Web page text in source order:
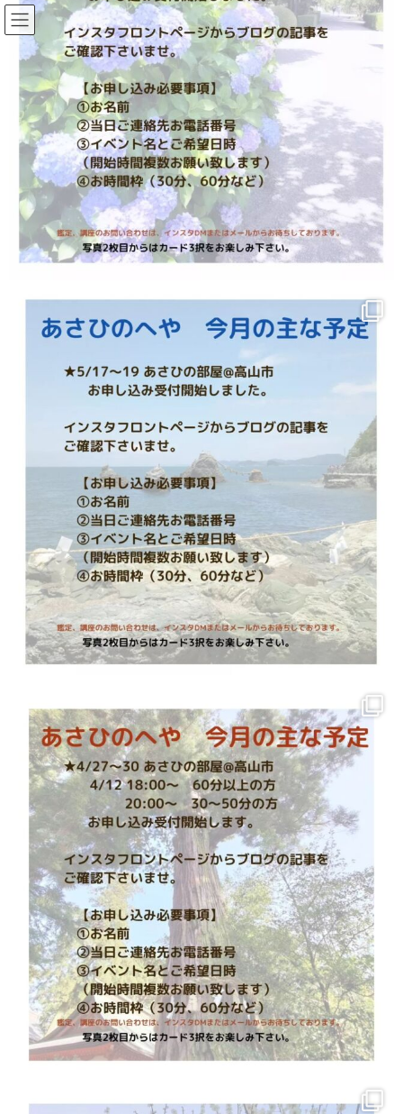
コ
ン
ナ
ビ
特別篇（深いセッションを行うため
に）
HOME 特別篇（深いセッションを行うために）
見えたことや感じたことを伝えるだけもクライアントにとっては
癒しには繋がるのですが、
ではどうしたらよいのか？どこを改善するとよいの
といった場合に
原因を掘り下げることや、ご自身を癒すことを通して
より深いセッションが行えるようお伝えします。
マンツーマンで指導していますので、ご安心ください。
すでにセッションをお仕事にされていて、クライアントの課
題に気付き深い癒しに繋げたい方。
ではありますが、これから始められるで気になる方は是非どう
ぞ。
対面講座
会場：高円寺 あさひの自宅（女性限定）、レンタ
ルサロン（別途場所代を頂戴いたします）
※お客様のご自宅でもお教えしていますが、その場合実費交通費
をいただきます。
高山市で受けられる方は、お一人の場合、高速バス往復運賃を
頂戴します。それ以外はお一人6,000円ご負担いただきます。